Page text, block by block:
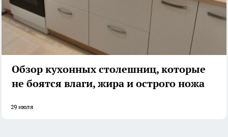
Обзор кухонных столешниц, которые
не боятся влаги, жира и острого ножа
29 июля